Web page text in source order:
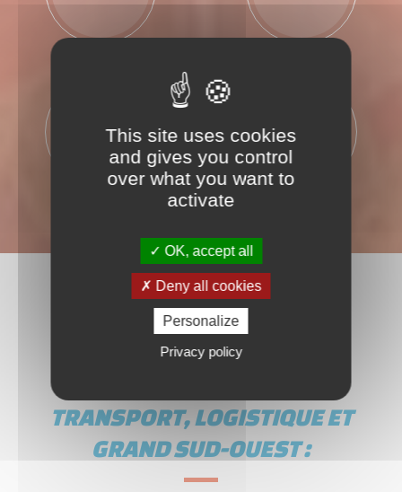
PALETTES JOURS
TRANSPORT, LOGISTIQUE ET
GRAND SUD-OUEST :
This site uses cookies
and gives you control
over what you want to
activate
OK, accept all
Deny all cookies
Personalize
Privacy policy